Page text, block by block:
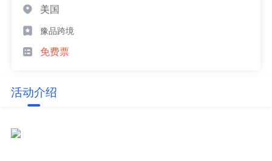
美国
豫品跨境
免费票
活动介绍